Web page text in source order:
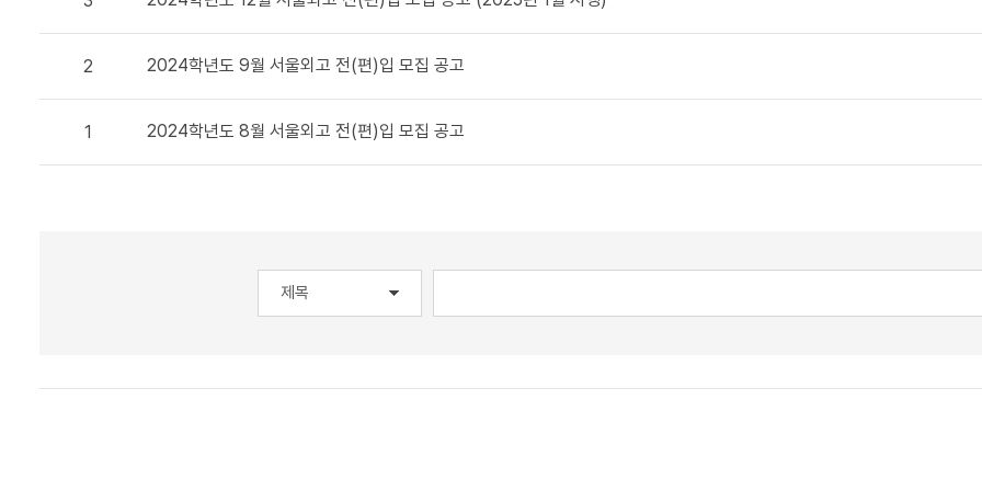
2 2024학년도 9월 서울외고 전(편)입 모집 공고
1 2024학년도 8월 서울외고 전(편)입 모집 공고